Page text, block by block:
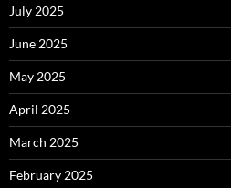
July 2025
June 2025
May 2025
April 2025
March 2025
February 2025